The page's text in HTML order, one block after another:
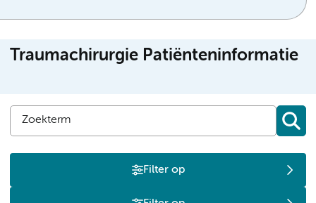
Traumachirurgie Patiënteninformatie
Filter op